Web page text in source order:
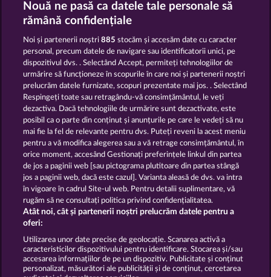
BACK TO THE FRUITS ROAR FANCY FRUITS ROAR
FRUITS & WILDS 2 BACK TO THE FRUITS
Termeni și condiții
Declarație de confidențialitate
Asistență tehnică Firmă
Trimite Cererea de Retragere
Nouă ne pasă ca datele tale personale să
rămână confidențiale
Noi și partenerii noștri885 stocăm și accesăm date cu caracter
personal, precum datele de navigare sau identificatorii unici, pe
dispozitivul dvs. . Selectând Accept, permiteți tehnologiilor de
urmărire să funcționeze în scopurile în care noi și partenerii noștri
prelucrăm datele furnizate, scopuri prezentate mai jos. . Selectând
Respingeți toate sau retragându-vă consimțământul, le veți
dezactiva. Dacă tehnologiile de urmărire sunt dezactivate, este
posibil ca o parte din conținut și anunțurile pe care le vedeți să nu
mai fie la fel de relevante pentru dvs. Puteți reveni la acest meniu
pentru a vă modifica alegerea sau a vă retrage consimțământul, în
orice moment, accesând Gestionați preferințele linkul din partea
de jos a paginii web [sau pictograma plutitoare din partea stângă
jos a paginii web, dacă este cazul]. Varianta aleasă de dvs. va intra
în vigoare în cadrul Site-ul web. Pentru detalii suplimentare, vă
rugăm să ne consultați politica privind confidențialitatea.
Atât noi, cât și partenerii noștri prelucrăm datele pentru a
oferi:
Utilizarea unor date precise de geolocație. Scanarea activă a
caracteristicilor dispozitivului pentru identificare. Stocarea și/sau
accesarea informațiilor de pe un dispozitiv. Publicitate și conținut
personalizat, măsurători ale publicității și de conținut, cercetarea